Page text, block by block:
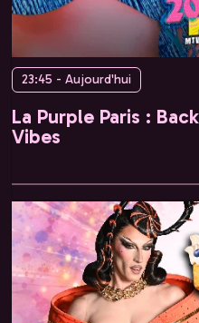
23:45 - Aujourd'hui
La Purple Paris :
Vibes